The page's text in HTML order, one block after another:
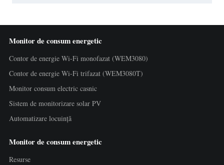
Monitor de consum energetic
Contor de energie Wi-Fi monofazat (WEM3080)
Contor de energie Wi-Fi trifazat (WEM3080T)
Monitor consum electric casnic
Sistem de monitorizare solar PV
Automatizare locuință
Monitor de consum energetic
Resurse